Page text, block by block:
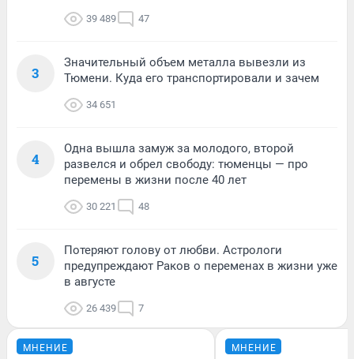
39 489 47
3
Значительный объем металла вывезли из
Тюмени. Куда его транспортировали и зачем
34 651
4
Одна вышла замуж за молодого, второй
развелся и обрел свободу: тюменцы — про
перемены в жизни после 40 лет
30 221 48
5
Потеряют голову от любви. Астрологи
предупреждают Раков о переменах в жизни уже
в августе
26 439 7
МНЕНИЕ МНЕНИЕ